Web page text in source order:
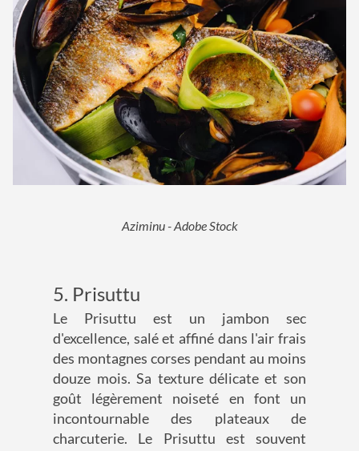
Aziminu - Adobe Stock
5. Prisuttu
Le Prisuttu est un jambon sec
d'excellence, salé et affiné dans l'air frais
des montagnes corses pendant au moins
douze mois. Sa texture délicate et son
goût légèrement noiseté en font un
incontournable des plateaux de
charcuterie. Le Prisuttu est souvent